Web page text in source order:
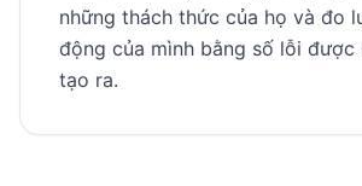
những thách thức của họ và đo
động của mình bằng số lỗi
tạo ra.